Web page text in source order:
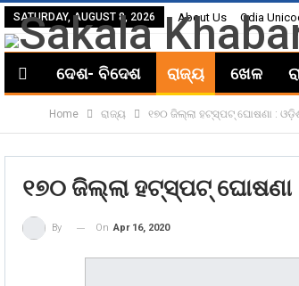
SATURDAY, AUGUST 8, 2026 About Us Odia
ଦେଶ- ବିଦେଶ ରାଜ୍ୟ ଖେଳ
Home ରାଜ୍ୟ ୧୭୦ ଜିଲ୍ଲା ହଟ୍‌ସ୍ପଟ୍ ଘୋଷଣା :
୧୭୦ ଜିଲ୍ଲା ହଟ୍‌ସ୍ପଟ୍ ଘୋଷଣା
By On Apr 16, 2020